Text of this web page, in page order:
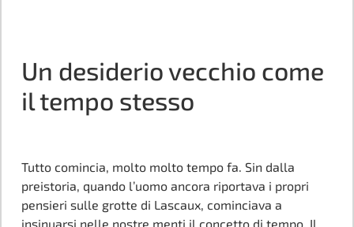
Un desiderio vecchio come
il tempo stesso
Tutto comincia, molto molto tempo fa. Sin dalla
preistoria, quando l’uomo ancora riportava i propri
pensieri sulle grotte di Lascaux, cominciava a
insinuarsi nelle nostre menti il concetto di tempo. Il